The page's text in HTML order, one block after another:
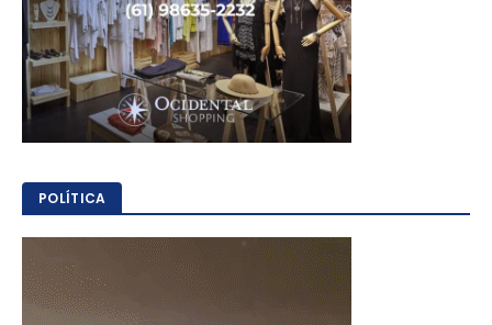
POLÍTICA